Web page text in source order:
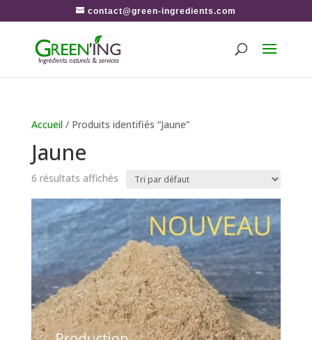
contact@green-ingredients.com
Accueil/ Produits identifiés “Jaune”
Jaune
6 résultats affichés